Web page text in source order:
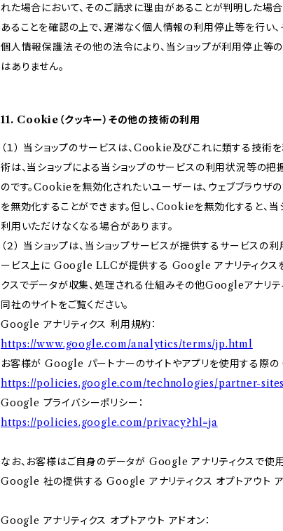
れた場合において、そのご請求に理由があることが判明した場
あることを確認の上で、遅滞なく個人情報の利用停止等を行い、
個人情報保護法その他の法令により、当ショップが利用停止等
はありません。
11. Cookie（クッキー）その他の技術の利用
（１） 当ショップのサービスは、Cookie及びこれに類する技術
術は、当ショップによる当ショップのサービスの利用状況等の
のです。Cookieを無効化されたいユーザーは、ウェブブラウザ
を無効化することができます。但し、Cookieを無効化すると、
利用いただけなくなる場合があります。
（２） 当ショップは、当ショップサービスが提供するサービスの
ービス上に Google LLCが提供する Google アナリティクス
クスでデータが収集、処理される仕組みその他Googleアナリテ
同社のサイトをご覧ください。
Google アナリティクス 利用規約：
https://www.google.com/analytics/terms/jp.html
お客様が Google パートナーのサイトやアプリを使用する際
https://policies.google.com/technologies/partner-
Google プライバシーポリシー：
https://policies.google.com/privacy?hl=ja
なお、お客様はご自身のデータが Google アナリティクスで使
Google 社の提供する Google アナリティクス オプトアウト ア
Google アナリティクス オプトアウト アドオン：